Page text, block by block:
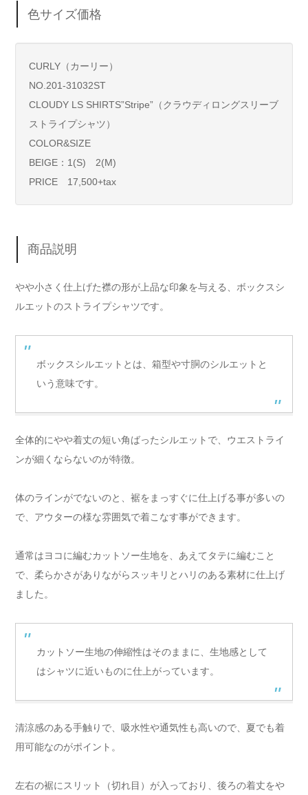
色サイズ価格
CURLY（カーリー）
NO.201-31032ST
CLOUDY LS SHIRTS”Stripe”（クラウディロングスリーブ
ストライプシャツ）
COLOR&SIZE
BEIGE：1(S) 2(M)
PRICE 17,500+tax
商品説明
やや小さく仕上げた襟の形が上品な印象を与える、ボックスシ
ルエットのストライプシャツです。
ボックスシルエットとは、箱型や寸胴のシルエットと
いう意味です。
全体的にやや着丈の短い角ばったシルエットで、ウエストライ
ンが細くならないのが特徴。
体のラインがでないのと、裾をまっすぐに仕上げる事が多いの
で、アウターの様な雰囲気で着こなす事ができます。
通常はヨコに編むカットソー生地を、あえてタテに編むこと
で、柔らかさがありながらスッキリとハリのある素材に仕上げ
ました。
カットソー生地の伸縮性はそのままに、生地感として
はシャツに近いものに仕上がっています。
清涼感のある手触りで、吸水性や通気性も高いので、夏でも着
用可能なのがポイント。
左右の裾にスリット（切れ目）が入っており、後ろの着丈をや